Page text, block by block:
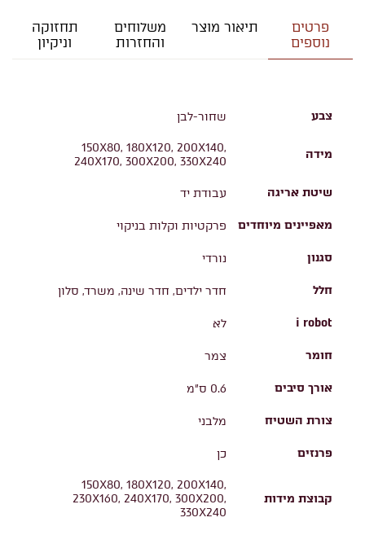
פרטים
נוספים
תיאור מוצר
משלוחים
והחזרות
תחזוקה
וניקיון
צבע שחור-לבן
מידה
150X80, 180X120, 200X140,
240X170, 300X200, 330X240
שיטת אריגה עבודת יד
מאפיינים מיוחדים פרקטיות וקלות בניקוי
סגנון נורדי
חלל חדר ילדים, חדר שינה, משרד, סלון
i robot לא
חומר צמר
אורך סיבים 0.6 ס"מ
צורת השטיח מלבני
פרנזים כן
קבוצת מידות
150X80, 180X120, 200X140,
230X160, 240X170, 300X200,
330X240